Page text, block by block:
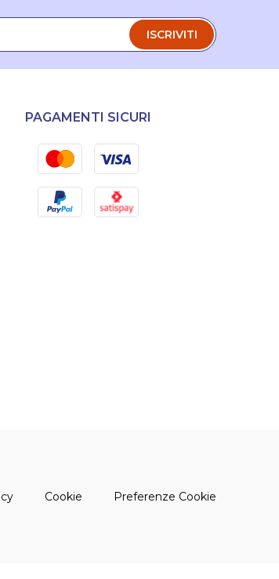
ISCRIVITI
PAGAMENTI SICURI
MastercardVisa
PayPal Satispay
(apre una nuova finestra)
Cookie (apre una nuova finestra)
Preferenze Cookie